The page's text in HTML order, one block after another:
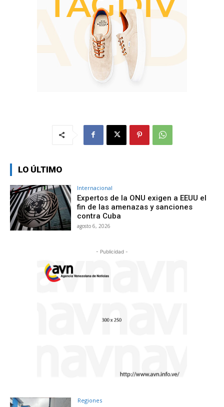
LO ÚLTIMO
Internacional
Expertos de la ONU exigen a EEUU el
fin de las amenazas y sanciones
contra Cuba
agosto 6, 2026
- Publicidad -
Regiones